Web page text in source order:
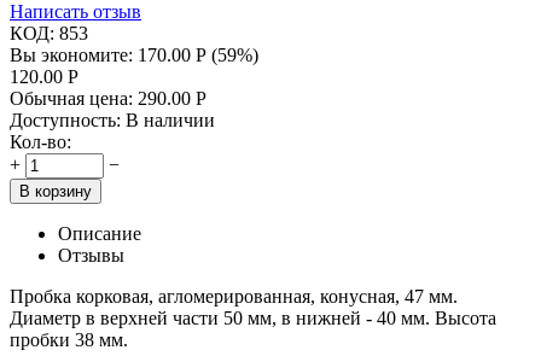
Написать отзыв
КОД: 853
Вы экономите: 170.00 Р (59%)
120.00 Р
Обычная цена: 290.00 Р
Доступность: В наличии
Кол-во:
+
−
В корзину
Описание
Отзывы
Пробка корковая, агломерированная, конусная, 47 мм.
Диаметр в верхней части 50 мм, в нижней - 40 мм. Высота
пробки 38 мм.